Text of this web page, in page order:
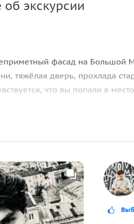
экскурсии
фасад на Большой
тяжёлая дверь, прохлада
что вы попали в
— это место, где собиралась
вечера.
эти залы всегда были
редкая возможность
открываются главные залы